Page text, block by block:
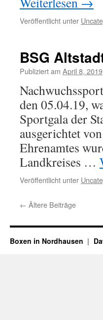
Veröffentlicht unter
BSG
Publiziert am April 8, 2019
den 05.04.19,
Sportgala der
ausgerichtet
Ehrenamtes
Landkreises …
Veröffentlicht unter
← Ältere Beiträge
Boxen in Nordhausen